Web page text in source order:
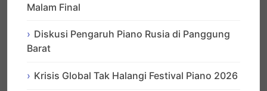
Malam Final
Diskusi Pengaruh Piano Rusia di Panggung
Barat
Krisis Global Tak Halangi Festival Piano 2026